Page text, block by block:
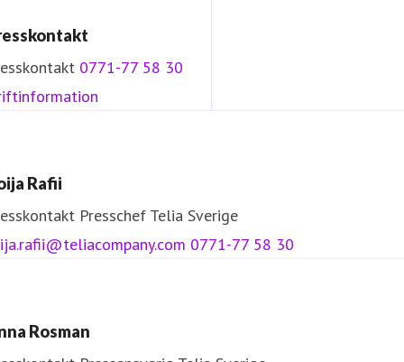
0771-77 58 30
Rafii
Presschef Telia Sverige
0771-77 58 30
Rosman